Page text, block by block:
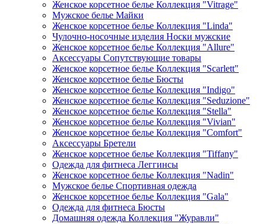
Женское корсетное белье Коллекция "Vitrage"
Мужское белье Майки
Женское корсетное белье Коллекция "Linda"
Чулочно-носочные изделия Носки мужские
Женское корсетное белье Коллекция "Allure"
Аксессуары Сопутствующие товары
Женское корсетное белье Коллекция "Scarlett"
Женское корсетное белье Бюсты
Женское корсетное белье Коллекция "Indigo"
Женское корсетное белье Коллекция "Seduzione"
Женское корсетное белье Коллекция "Stella"
Женское корсетное белье Коллекция "Vivian"
Женское корсетное белье Коллекция "Comfort"
Аксессуары Бретели
Женское корсетное белье Коллекция "Tiffany"
Одежда для фитнеса Леггинсы
Женское корсетное белье Коллекция "Nadin"
Мужское белье Спортивная одежда
Женское корсетное белье Коллекция "Gala"
Одежда для фитнеса Бюсты
Домашняя одежда Коллекция "Журавли"